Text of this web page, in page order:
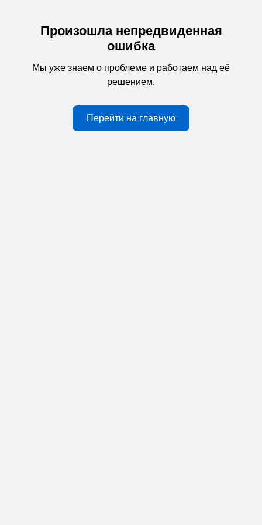
Произошла непредвиденная
ошибка
Мы уже знаем о проблеме и работаем над её
решением.
Перейти на главную